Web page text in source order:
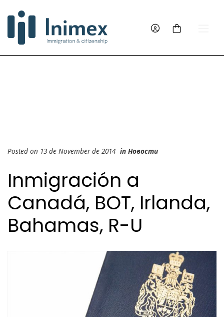
Posted on 13 de November de 2014 in Новости
Inmigración a
Canadá, BOT, Irlanda,
Bahamas, R-U